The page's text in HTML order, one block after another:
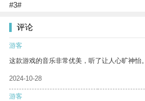
#3#
评论
游客
这款游戏的音乐非常优美，听了让人心旷神怡。
2024-10-28
游客